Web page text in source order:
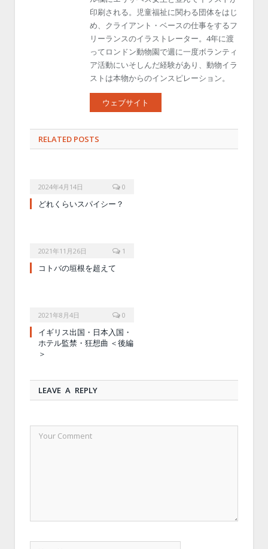
印刷される。児童福祉に関わる団体をはじ
め、クライアント・ベースの仕事をするフ
リーランスのイラストレーター。4年に渡
ってロンドン動物園で週に一度ボランティ
ア活動にいそしんだ経験があり、動物イラ
ストは本物からのインスピレーション。
ウェブサイト
RELATED POSTS
2024年4月14日 0
どれくらいスパイシー？
2021年11月26日 1
コトバの垣根を超えて
2021年8月4日 0
イギリス出国・日本入国・
ホテル監禁・狂想曲 ＜後編
＞
LEAVE A REPLY